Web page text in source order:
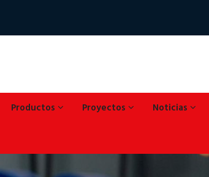
Productos Proyectos Noticias